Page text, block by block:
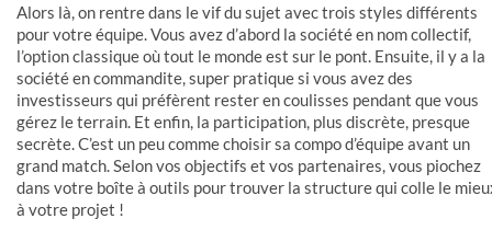
Alors là, on rentre dans le vif du sujet avec trois styles différents
pour votre équipe. Vous avez d’abord la société en nom collectif,
l’option classique où tout le monde est sur le pont. Ensuite, il y a la
société en commandite, super pratique si vous avez des
investisseurs qui préfèrent rester en coulisses pendant que vous
gérez le terrain. Et enfin, la participation, plus discrète, presque
secrète. C’est un peu comme choisir sa compo d’équipe avant un
grand match. Selon vos objectifs et vos partenaires, vous piochez
dans votre boîte à outils pour trouver la structure qui colle le
à votre projet !